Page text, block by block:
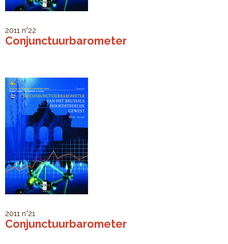
2011 n°22
Conjunctuurbarometer
2011 n°21
Conjunctuurbarometer